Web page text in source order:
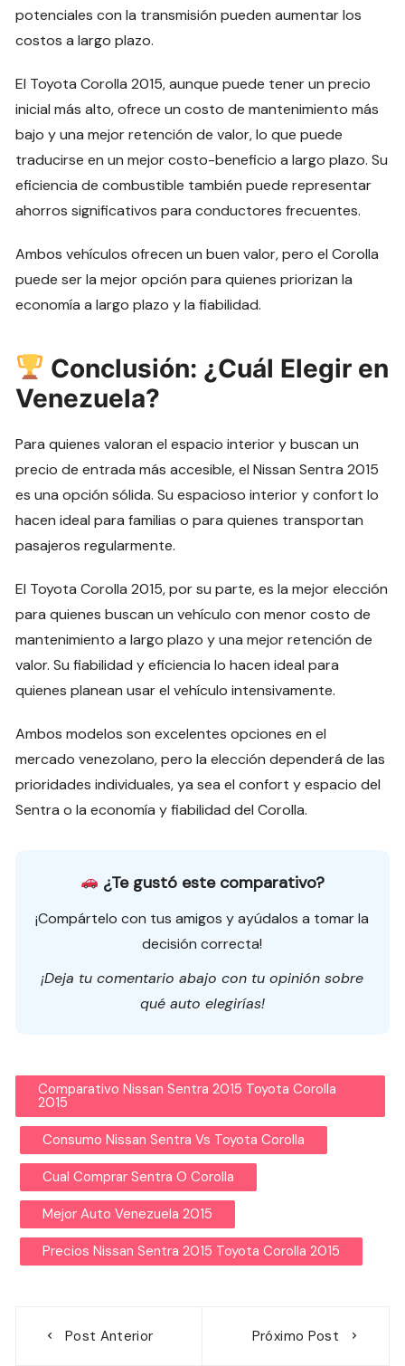
potenciales con la transmisión pueden aumentar los
costos a largo plazo.
El Toyota Corolla 2015, aunque puede tener un precio
inicial más alto, ofrece un costo de mantenimiento más
bajo y una mejor retención de valor, lo que puede
traducirse en un mejor costo-beneficio a largo plazo. Su
eficiencia de combustible también puede representar
ahorros significativos para conductores frecuentes.
Ambos vehículos ofrecen un buen valor, pero el Corolla
puede ser la mejor opción para quienes priorizan la
economía a largo plazo y la fiabilidad.
Conclusión: ¿Cuál Elegir en
Venezuela?
Para quienes valoran el espacio interior y buscan un
precio de entrada más accesible, el Nissan Sentra 2015
es una opción sólida. Su espacioso interior y confort lo
hacen ideal para familias o para quienes transportan
pasajeros regularmente.
El Toyota Corolla 2015, por su parte, es la mejor elección
para quienes buscan un vehículo con menor costo de
mantenimiento a largo plazo y una mejor retención de
valor. Su fiabilidad y eficiencia lo hacen ideal para
quienes planean usar el vehículo intensivamente.
Ambos modelos son excelentes opciones en el
mercado venezolano, pero la elección dependerá de las
prioridades individuales, ya sea el confort y espacio del
Sentra o la economía y fiabilidad del Corolla.
¿Te gustó este comparativo?
¡Compártelo con tus amigos y ayúdalos a tomar la
decisión correcta!
¡Deja tu comentario abajo con tu opinión sobre
qué auto elegirías!
Comparativo Nissan Sentra 2015 Toyota Corolla
2015
Consumo Nissan Sentra Vs Toyota Corolla
Cual Comprar Sentra O Corolla
Mejor Auto Venezuela 2015
Precios Nissan Sentra 2015 Toyota Corolla 2015
Post Anterior Próximo Post